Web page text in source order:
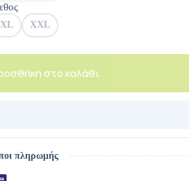
XL XXL
στο καλάθι
πληρωμής